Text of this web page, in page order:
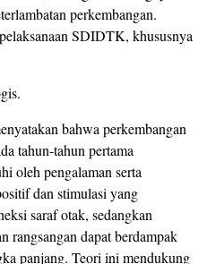
perkembangan.
SDIDTK, khususnya
bahwa perkembangan
tahun-tahun pertama
oleh pengalaman serta
dan stimulasi yang
saraf otak, sedangkan
rangsangan dapat berdampak
panjang. Teori ini mendukung